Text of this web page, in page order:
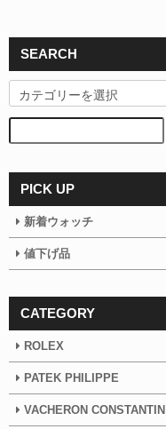
SEARCH
PICK UP
新着ウォッチ
値下げ品
CATEGORY
ROLEX
PATEK PHILIPPE
VACHERON CONSTANTIN